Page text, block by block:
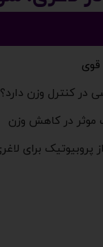
قوی
در کنترل وزن دارد؟
موثر در کاهش وزن
پروبیوتیک برای